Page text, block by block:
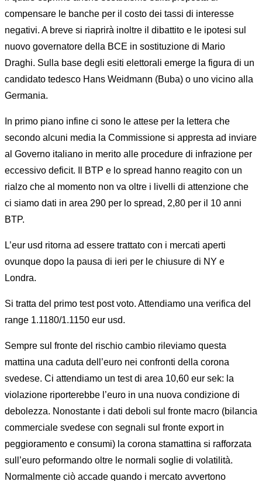
compensare le banche per il costo dei tassi di interesse
negativi. A breve si riaprirà inoltre il dibattito e le ipotesi sul
nuovo governatore della BCE in sostituzione di Mario
Draghi. Sulla base degli esiti elettorali emerge la figura di un
candidato tedesco Hans Weidmann (Buba) o uno vicino alla
Germania.
In primo piano infine ci sono le attese per la lettera che
secondo alcuni media la Commissione si appresta ad inviare
al Governo italiano in merito alle procedure di infrazione per
eccessivo deficit. Il BTP e lo spread hanno reagito con un
rialzo che al momento non va oltre i livelli di attenzione che
ci siamo dati in area 290 per lo spread, 2,80 per il 10 anni
BTP.
L’eur usd ritorna ad essere trattato con i mercati aperti
ovunque dopo la pausa di ieri per le chiusure di NY e
Londra.
Si tratta del primo test post voto. Attendiamo una verifica del
range 1.1180/1.1150 eur usd.
Sempre sul fronte del rischio cambio rileviamo questa
mattina una caduta dell’euro nei confronti della corona
svedese. Ci attendiamo un test di area 10,60 eur sek: la
violazione riporterebbe l’euro in una nuova condizione di
debolezza. Nonostante i dati deboli sul fronte macro (bilancia
commerciale svedese con segnali sul fronte export in
peggioramento e consumi) la corona stamattina si rafforzata
sull’euro peformando oltre le normali soglie di volatilità.
Normalmente ciò accade quando i mercato avvertono